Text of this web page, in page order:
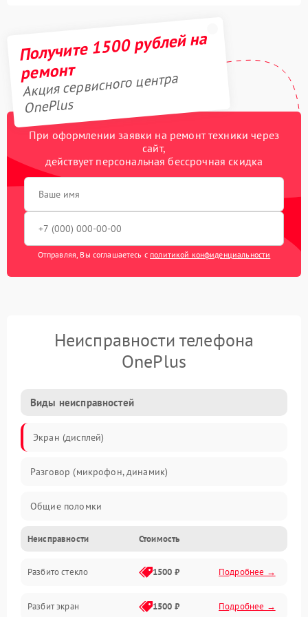
Получите 1500 рублей на
ремонт
Акция сервисного центра
OnePlus
При оформлении заявки на ремонт техники через
сайт,
действует персональная бессрочная скидка
Отправляя, Вы соглашаетесь с политикой конфиденциальности
Неисправности телефона
OnePlus
Виды неисправностей
Экран (дисплей)
Разговор (микрофон, динамик)
Общие поломки
Проблемы связи
Камеры
Проблемы с дисплеем и сенсором
Неисправности Стоимость
Разбито стекло 1500 ₽ Подробнее →
Разбит экран 1500 ₽ Подробнее →